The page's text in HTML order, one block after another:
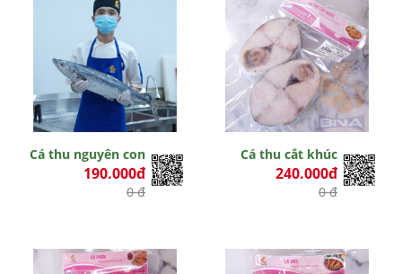
Cá thu nguyên con
190.000đ
0 đ
Cá thu cắt khúc
240.000đ
0 đ